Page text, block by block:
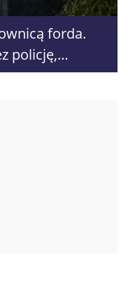
forda.
policję,